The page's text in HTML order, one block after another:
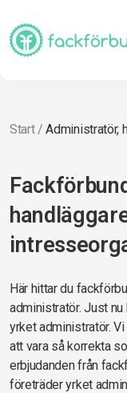
Start/Administratör,
Här hittar du
administratör. Just
yrket administratör.
att vara så korrekta
erbjudanden från
företräder yrket